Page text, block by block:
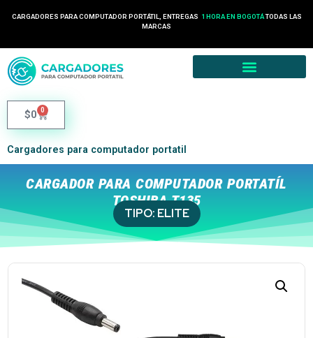
CARGADORES PARA COMPUTADOR PORTÁTIL, ENTREGAS 1 HORA EN BOGOTÁTODAS LAS
MARCAS
$0 0
Cargadores para computador portatil
CARGADOR PARA COMPUTADOR PORTATÍL
TOSHIBA T135
TIPO: ELITE